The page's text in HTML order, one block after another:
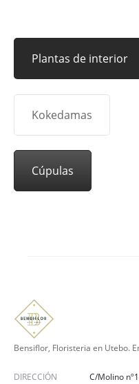
Plantas de interior
Kokedamas
Cúpulas
Bensiflor, Floristeria en Utebo.
DIRECCIÓN
C/Molino